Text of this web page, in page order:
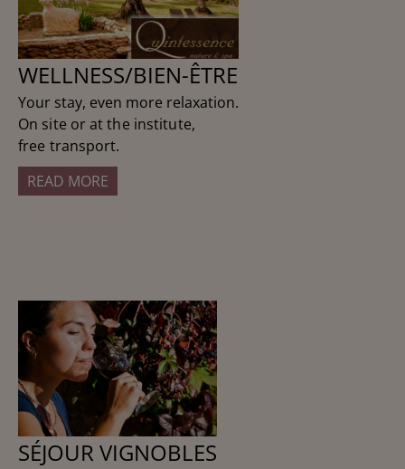
WELLNESS/BIEN-ÊTRE
Your stay, even more relaxation.
On site or at the institute,
free transport.
READ MORE
SÉJOUR VIGNOBLES